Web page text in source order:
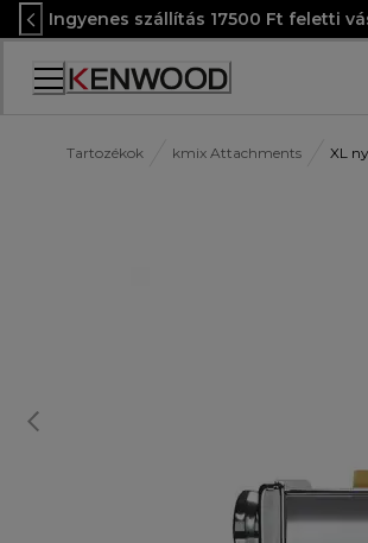
Skip
to
Content
Ingyenes szállítás 17500 Ft feletti
Accessibility
Tartozékok kmix Attachments XL